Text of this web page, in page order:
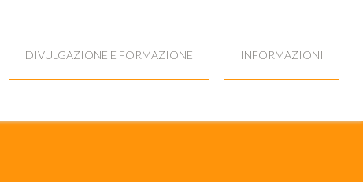
DIVULGAZIONE E FORMAZIONE INFORMAZIONI